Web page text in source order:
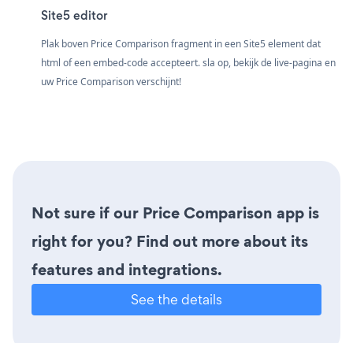
Site5 editor
Plak boven Price Comparison fragment in een Site5 element dat
html of een embed-code accepteert. sla op, bekijk de live-pagina en
uw Price Comparison verschijnt!
Not sure if our Price Comparison app is
right for you? Find out more about its
features and integrations.
See the details